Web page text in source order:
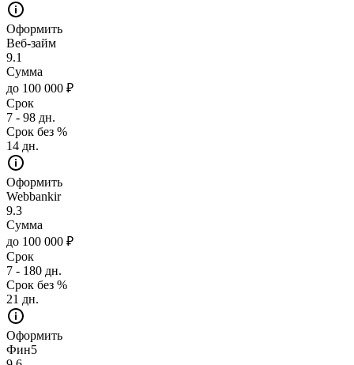
Оформить
Веб-займ
9.1
Сумма
до 100 000 ₽
Срок
7 - 98 дн.
Срок без %
14 дн.
Оформить
Webbankir
9.3
Сумма
до 100 000 ₽
Срок
7 - 180 дн.
Срок без %
21 дн.
Оформить
Фин5